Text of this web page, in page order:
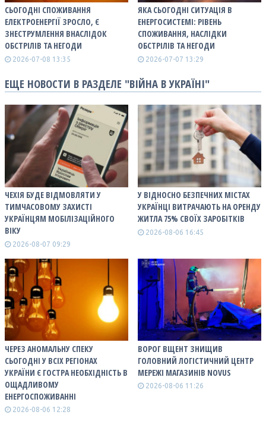
СЬОГОДНІ СПОЖИВАННЯ
ЕЛЕКТРОЕНЕРГІЇ ЗРОСЛО, Є
ЗНЕСТРУМЛЕННЯ ВНАСЛІДОК
ОБСТРІЛІВ ТА НЕГОДИ
2026-07-08 13:35
ЯКА СЬОГОДНІ СИТУАЦІЯ В
ЕНЕРГОСИСТЕМІ: РІВЕНЬ
СПОЖИВАННЯ, НАСЛІДКИ
ОБСТРІЛІВ ТА НЕГОДИ
2026-07-07 13:29
ЕЩЕ НОВОСТИ В РАЗДЕЛЕ "ВІЙНА В УКРАЇНІ"
ЧЕХІЯ БУДЕ ВІДМОВЛЯТИ У
ТИМЧАСОВОМУ ЗАХИСТІ
УКРАЇНЦЯМ МОБІЛІЗАЦІЙНОГО
ВІКУ
2026-08-07 09:29
У ВІДНОСНО БЕЗПЕЧНИХ МІСТАХ
УКРАЇНЦІ ВИТРАЧАЮТЬ НА ОРЕНДУ
ЖИТЛА 75% СВОЇХ ЗАРОБІТКІВ
2026-08-06 16:45
ЧЕРЕЗ АНОМАЛЬНУ СПЕКУ
СЬОГОДНІ У ВСІХ РЕГІОНАХ
УКРАЇНИ Є ГОСТРА НЕОБХІДНІСТЬ В
ОЩАДЛИВОМУ
ЕНЕРГОСПОЖИВАННІ
2026-08-06 12:28
ВОРОГ ВЩЕНТ ЗНИЩИВ
ГОЛОВНИЙ ЛОГІСТИЧНИЙ ЦЕНТР
МЕРЕЖІ МАГАЗИНІВ NOVUS
2026-08-06 11:26